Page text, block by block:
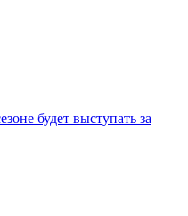
будет выступать за